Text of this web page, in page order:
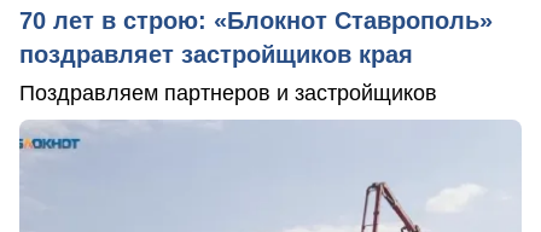
70 лет в строю: «Блокнот Ставрополь»
поздравляет застройщиков края
Поздравляем партнеров и застройщиков